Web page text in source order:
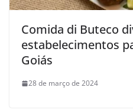
Comida di Buteco
estabelecimentos
Goiás
28 de março de 2024